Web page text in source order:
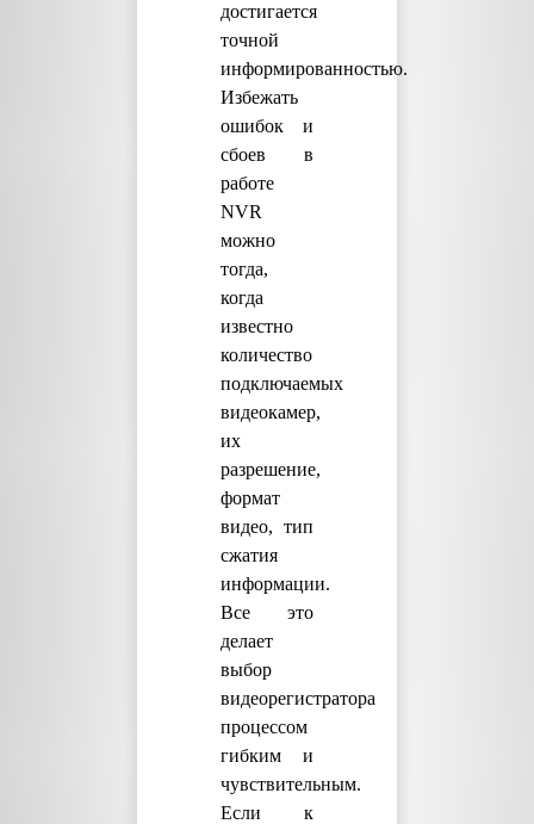
достигается
точной
информированностью.
Избежать
ошибок и
сбоев в
работе
NVR
можно
тогда,
когда
известно
количество
подключаемых
видеокамер,
их
разрешение,
формат
видео, тип
сжатия
информации.
Все это
делает
выбор
видеорегистратора
процессом
гибким и
чувствительным.
Если к